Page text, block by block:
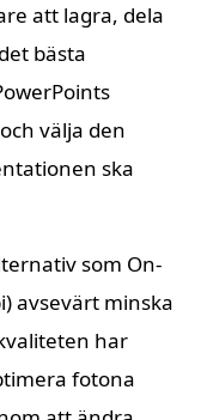
att lagra, dela
bästa
välja den
ska
som On-
avsevärt minska
har
fotona